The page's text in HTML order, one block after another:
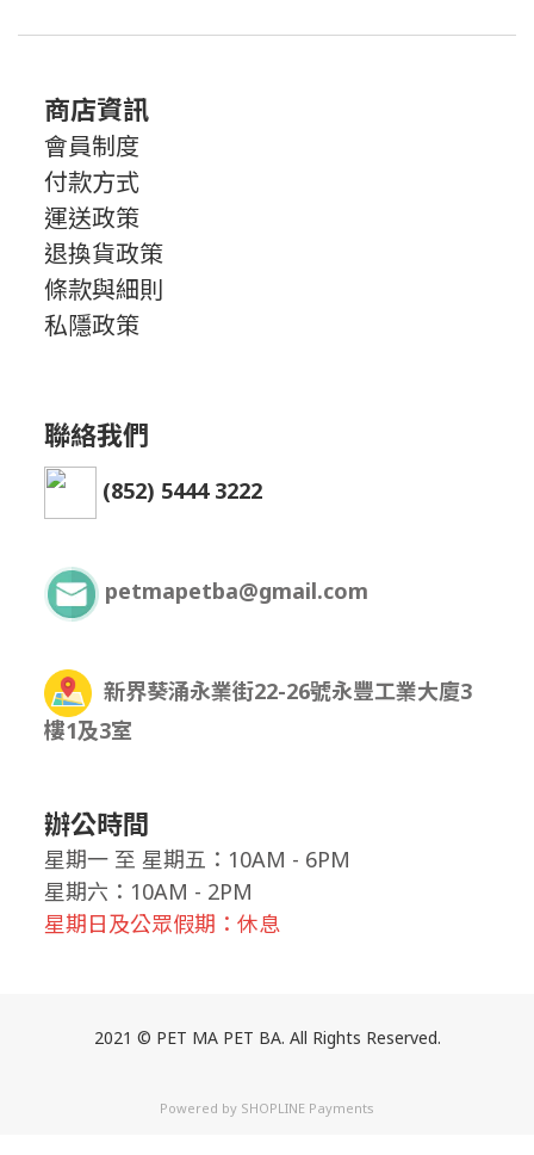
商店資訊
會員制度
付款方式
運送政策
退換貨政策
條款與細則
私隱政策
聯絡我們
(852) 5444 3222
petmapetba@gmail.com
新界葵涌永業街22-26號永豐工業大廈3
樓1及3室
辦公時間
星期一 至 星期五：10AM - 6PM
星期六：10AM - 2PM
星期日及公眾假期：休息
2021 © PET MA PET BA. All Rights Reserved.
Powered by SHOPLINE Payments